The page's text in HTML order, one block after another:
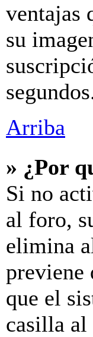
ventajas
su
Arriba
» ¿Por
Si no
al foro,
elimina
previene
que el
casilla al